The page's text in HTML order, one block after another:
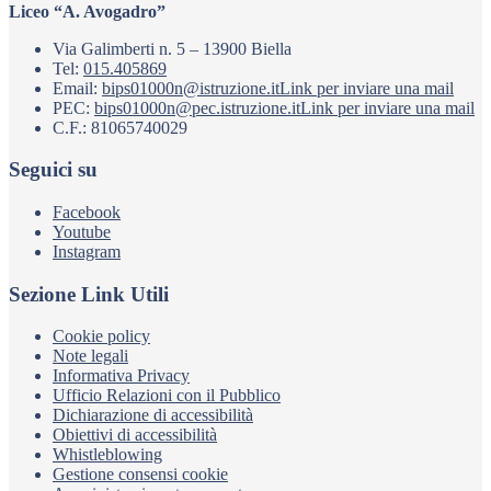
Liceo “A. Avogadro”
Via Galimberti n. 5 – 13900 Biella
Tel: 015.405869
Email: bips01000n@istruzione.itLink per inviare una mail
PEC: bips01000n@pec.istruzione.itLink per inviare una mail
C.F.: 81065740029
Seguici su
Facebook
Youtube
Instagram
Sezione Link Utili
Cookie policy
Note legali
Informativa Privacy
Ufficio Relazioni con il Pubblico
Dichiarazione di accessibilità
Obiettivi di accessibilità
Whistleblowing
Gestione consensi cookie